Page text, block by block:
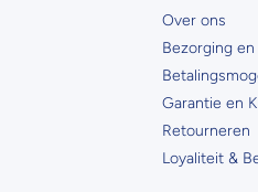
Over ons
Bezorging
Garantie en
Retourneren
Loyaliteit &